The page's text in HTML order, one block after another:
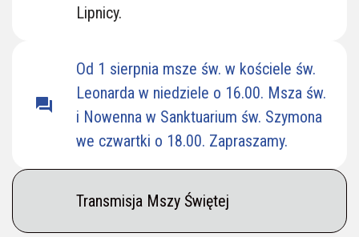
Lipnicy.
question_answer
Od 1 sierpnia msze św. w kościele św.
Leonarda w niedziele o 16.00. Msza św.
i Nowenna w Sanktuarium św. Szymona
we czwartki o 18.00. Zapraszamy.
Transmisja Mszy Świętej